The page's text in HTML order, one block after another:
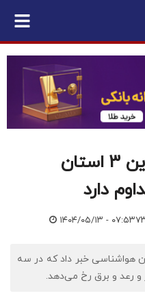
خبر خوش برای مردم این 3 استان
دارد
۱۴۰۴/۰۵/۱۳ - ۰۷:۵۳
هواشناسی خبر داد که در سه
و رعد و برق رخ می‌دهد.